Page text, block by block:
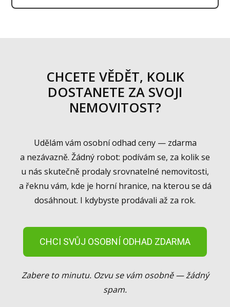
CHCETE VĚDĚT, KOLIK
DOSTANETE ZA SVOJI
NEMOVITOST?
Udělám vám osobní odhad ceny — zdarma
a nezávazně. Žádný robot: podívám se, za kolik se
u nás skutečně prodaly srovnatelné nemovitosti,
a řeknu vám, kde je horní hranice, na kterou se dá
dosáhnout. I kdybyste prodávali až za rok.
CHCI SVŮJ OSOBNÍ ODHAD ZDARMA
Zabere to minutu. Ozvu se vám osobně — žádný
spam.